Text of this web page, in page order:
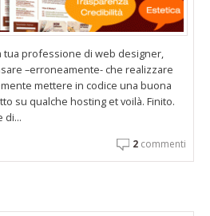
tua professione di web designer,
–erroneamente- che realizzare
mettere in codice una buona
su qualche hosting et voilà. Finito.
di...
2commenti